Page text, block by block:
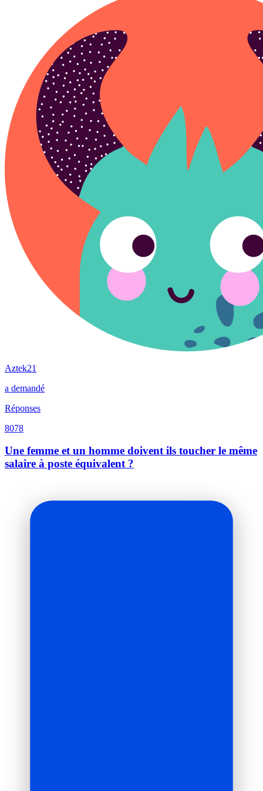
Aztek21
a demandé
Réponses
8078
Une femme et un homme doivent ils toucher le même
salaire à poste équivalent ?